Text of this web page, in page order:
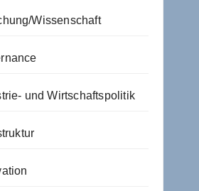
Wissenschaft
und Wirtschaftspolitik